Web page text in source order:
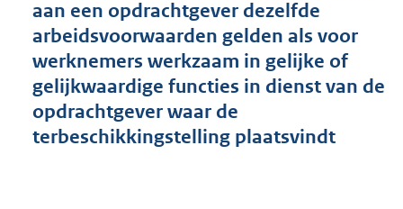
2
2
6
K
b
aan een opdrachtgever dezelfde
arbeidsvoorwaarden gelden als voor
werknemers werkzaam in gelijke of
gelijkwaardige functies in dienst van de
opdrachtgever waar de
terbeschikkingstelling plaatsvindt